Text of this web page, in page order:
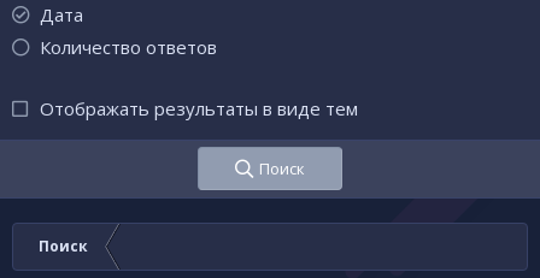
Дата
Количество ответов
Отображать результаты в виде тем
Поиск
Поиск